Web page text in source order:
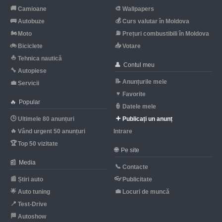
🚚 Camioane
🚌 Autobuze
🏍 Moto
🚲 Biciclete
⛵ Tehnica nautică
🔧 Autopiese
💼 Servicii
🔥 Popular
🕒 Ultimele 80 anunțuri
🔥 Vând urgent 50 anunțuri
🏆Top 50 vizitate
📰 Media
📰 Știri auto
🌟 Auto tuning
📍 Test-Drive
🏁 Autoshow
🎨 Wallpapers
💰 Curs valutar în Moldova
⛽ Prețuri combustibili în Moldova
📥 Votare
👤 Contul meu
📝 Anunțurile mele
♥ Favorite
👮 Datele mele
➕ Publicați un anunț
Intrare
🌐 Pe site
📞 Contacte
👓 Publicitate
💼 Locuri de muncă